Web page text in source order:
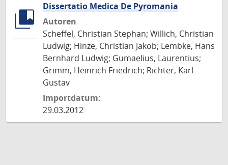
Dissertatio Medica De Pyromania
Autoren
Scheffel, Christian Stephan; Willich, Christian
Ludwig; Hinze, Christian Jakob; Lembke, Hans
Bernhard Ludwig; Gumaelius, Laurentius;
Grimm, Heinrich Friedrich; Richter, Karl
Gustav
Importdatum:
29.03.2012